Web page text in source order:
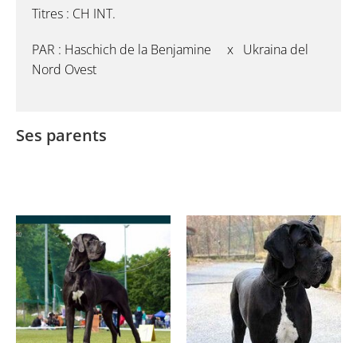
Titres : CH INT.
PAR : Haschich de la Benjamine x Ukraina del
Nord Ovest
Ses parents